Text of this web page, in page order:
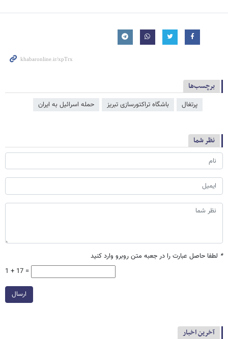
برچسب‌ها
پرتغال باشگاه تراکتورسازی تبریز حمله اسرائیل به ایران
نظر شما
* لطفا حاصل عبارت را در جعبه متن روبرو وارد کنید
1 + 17 =
ارسال
آخرین اخبار